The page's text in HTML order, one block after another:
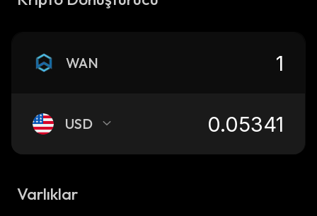
WAN
USD
Varlıklar